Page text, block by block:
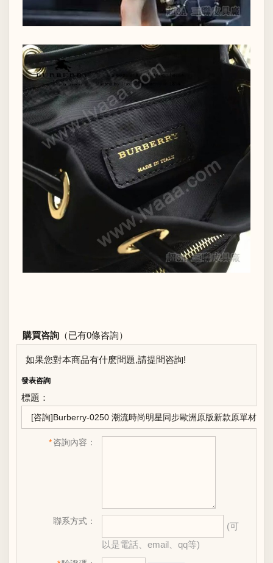
購買咨詢 （已有0條咨詢）
如果您對本商品有什麽問題,請提問咨詢!
發表咨詢
標題：
*咨詢內容：
聯系方式：
(可
以是電話、email、qq等)